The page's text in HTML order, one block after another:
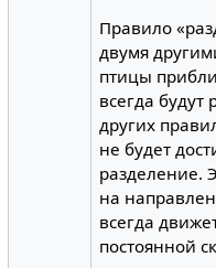
Правило
двумя
птицы
всегда будут
других
не будет
разделение.
на
всегда
постоянной